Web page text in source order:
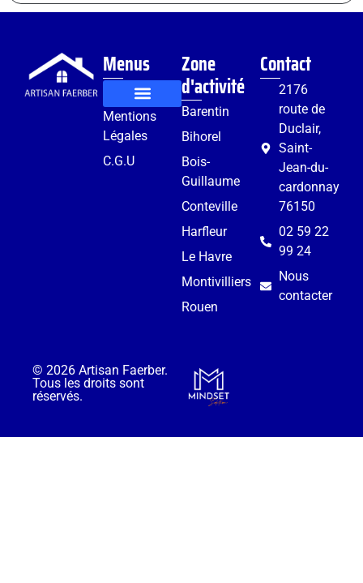
Menus
Mentions
Légales
C.G.U
Zone
d'activité
Barentin
Bihorel
Bois-
Guillaume
Conteville
Harfleur
Le Havre
Montivilliers
Rouen
Contact
2176
route de
Duclair,
Saint-
Jean-du-
cardonnay
76150
02 59 22
99 24
Nous
contacter
© 2026 Artisan Faerber.
Tous les droits sont
réservés.